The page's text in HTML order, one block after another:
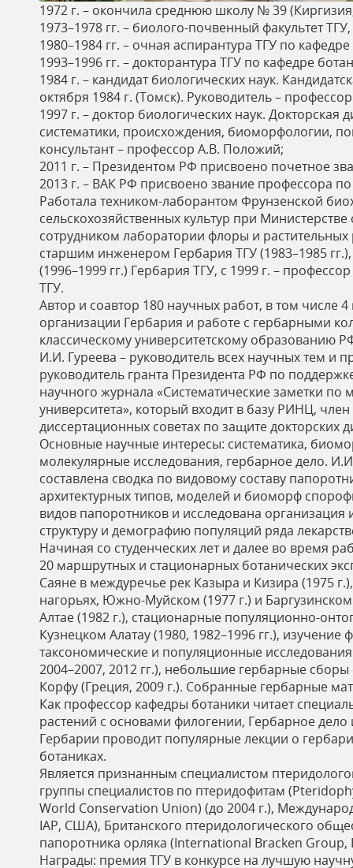
1972 г. – окончила среднюю школу № 39
1973–1978 гг. – биолого-почвенный факультет
1980–1984 гг. – очная аспирантура ТГУ по
1993–1996 гг. – докторантура ТГУ по кафедре
1984 г. – кандидат биологических наук.
октября 1984 г. (Томск). Руководитель –
1997 г. – доктор биологических наук.
систематики, происхождения, биоморфологии,
консультант – профессор А.В. Положий;
2011 г. – Президентом РФ присвоено почетное
2013 г. – ВАК РФ присвоено звание профессора
Работала техником-лаборантом Фрунзенской
сельскохозяйственных культур при
сотрудником лаборатории флоры и
старшим инженером Гербария ТГУ (1983–1985
(1996–1999 гг.) Гербария ТГУ, с 1999 г. –
ТГУ.
Автор и соавтор 180 научных работ, в том числе
организации Гербария и работе с гербарными
классическому университетскому образованию
И.И. Гуреева – руководитель всех научных тем и
руководитель гранта Президента РФ по
научного журнала «Систематические заметки
университета», который входит в базу РИНЦ,
диссертационных советах по защите докторских
Основные научные интересы: систематика,
молекулярные исследования, гербарное дело.
составлена сводка по видовому составу
архитектурных типов, моделей и биоморф
видов папоротников и исследована
структуру и демографию популяций ряда
Начиная со студенческих лет и далее во время
20 маршрутных и стационарных ботанических
Саяне в междуречье рек Казыра и Кизира (1975
нагорьях, Южно-Муйском (1977 г.) и
Алтае (1982 г.), стационарные популяционно-
Кузнецком Алатау (1980, 1982–1996 гг.),
таксономические и популяционные
2004–2007, 2012 гг.), небольшие гербарные
Корфу (Греция, 2009 г.). Собранные гербарные
Как профессор кафедры ботаники читает
растений с основами филогении, Гербарное
Гербарии проводит популярные лекции о
ботаниках.
Является признанным специалистом
группы специалистов по птеридофитам
World Conservation Union) (до 2004 г.),
IAP, США), Британского птеридологического
папоротника орляка (International Bracken Group,
Награды: премия ТГУ в конкурсе на лучшую